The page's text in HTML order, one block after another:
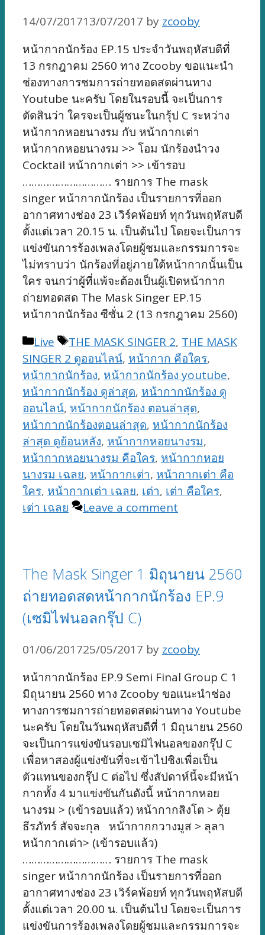
14/07/201713/07/2017 by zcooby
หน้ากากนักร้อง EP.15 ประจำวันพฤหัสบดีที่
13 กรกฎาคม 2560 ทาง Zcooby ขอแนะนำ
ช่องทางการชมการถ่ายทอดสดผ่านทาง
Youtube นะครับ โดยในรอบนี้ จะเป็นการ
ตัดสินว่า ใครจะเป็นผู้ชนะในกรุ้ป C ระหว่าง
หน้ากากหอยนางรม กับ หน้ากากเต่า
หน้ากากหอยนางรม >> โอม นักร้องนำวง
Cocktail หน้ากากเต่า >> เข้ารอบ
………………………… รายการ The mask
singer หน้ากากนักร้อง เป็นรายการที่ออก
อากาศทางช่อง 23 เวิร์คพ้อยท์ ทุกวันพฤหัสบดี
ตั้งแต่เวลา 20.15 น. เป็นต้นไป โดยจะเป็นการ
แข่งขันการร้องเพลงโดยผู้ชมและกรรมการจะ
ไม่ทราบว่า นักร้องที่อยู่ภายใต้หน้ากากนั้นเป็น
ใคร จนกว่าผู้ที่แพ้จะต้องเป็นผู้เปิดหน้ากาก
ถ่ายทอดสด The Mask Singer EP.15
หน้ากากนักร้อง ซีซั่น 2 (13 กรกฎาคม 2560)
Categories
Live Tags
THE MASK SINGER 2, THE MASK
SINGER 2 ดูออนไลน์, หน้ากาก คือใคร,
หน้ากากนักร้อง, หน้ากากนักร้อง youtube,
หน้ากากนักร้อง ดูล่าสุด, หน้ากากนักร้อง ดู
ออนไลน์, หน้ากากนักร้อง ตอนล่าสุด,
หน้ากากนักร้องตอนล่าสุด, หน้ากากนักร้อง
ล่าสุด ดูย้อนหลัง, หน้ากากหอยนางรม,
หน้ากากหอยนางรม คือใคร, หน้ากากหอย
นางรม เฉลย, หน้ากากเต่า, หน้ากากเต่า คือ
ใคร, หน้ากากเต่า เฉลย, เต่า, เต่า คือใคร,
เต่า เฉลย
Leave a comment
The Mask Singer 1 มิถุนายน 2560
ถ่ายทอดสดหน้ากากนักร้อง EP.9
(เซมิไฟนอลกรุ๊ป C)
01/06/201725/05/2017 by zcooby
หน้ากากนักร้อง EP.9 Semi Final Group C 1
มิถุนายน 2560 ทาง Zcooby ขอแนะนำช่อง
ทางการชมการถ่ายทอดสดผ่านทาง Youtube
นะครับ โดยในวันพฤหัสบดีที่ 1 มิถุนายน 2560
จะเป็นการแข่งขันรอบเซมิไฟนอลของกรุ๊ป C
เพื่อหาสองผู้แข่งขันที่จะเข้าไปชิงเพื่อเป็น
ตัวแทนของกรุ๊ป C ต่อไป ซึ่งสัปดาห์นี้จะมีหน้า
กากทั้ง 4 มาแข่งขันกันดังนี้ หน้ากากหอย
นางรม > (เข้ารอบแล้ว) หน้ากากสิงโต > ตุ้ย
ธีรภัทร์ สัจจะกุล หน้ากากกวางมูส > ลุลา
หน้ากากเต่า> (เข้ารอบแล้ว)
………………………… รายการ The mask
singer หน้ากากนักร้อง เป็นรายการที่ออก
อากาศทางช่อง 23 เวิร์คพ้อยท์ ทุกวันพฤหัสบดี
ตั้งแต่เวลา 20.00 น. เป็นต้นไป โดยจะเป็นการ
แข่งขันการร้องเพลงโดยผู้ชมและกรรมการจะ